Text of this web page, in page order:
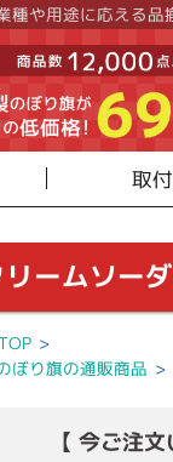
や用途に応える品
取
リームソー
>
ぼり旗の通販商品 >
【 今ご注